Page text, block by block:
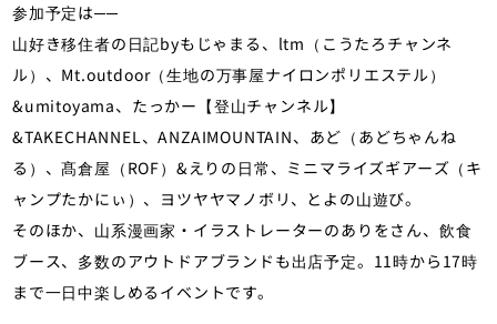
参加予定は──
山好き移住者の日記byもじゃまる、ltm（こうたろチャンネ
ル）、Mt.outdoor（生地の万事屋ナイロンポリエステル）
&umitoyama、たっかー【登山チャンネル】
&TAKECHANNEL、ANZAIMOUNTAIN、あど（あどちゃんね
る）、髙倉屋（ROF）&えりの日常、ミニマライズギアーズ（キ
ャンプたかにぃ）、ヨツヤヤマノボリ、とよの山遊び。
そのほか、山系漫画家・イラストレーターのありをさん、飲食
ブース、多数のアウトドアブランドも出店予定。11時から17時
まで一日中楽しめるイベントです。